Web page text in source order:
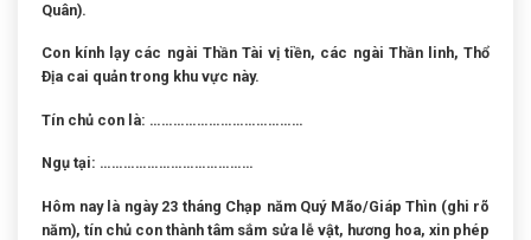
Quân).
Con kính lạy các ngài Thần Tài vị tiền, các ngài Thần linh, Thổ
Địa cai quản trong khu vực này.
Tín chủ con là: …………………………………
Ngụ tại: …………………………………
Hôm nay là ngày 23 tháng Chạp năm Quý Mão/Giáp Thìn (ghi rõ
năm), tín chủ con thành tâm sắm sửa lễ vật, hương hoa, xin phép